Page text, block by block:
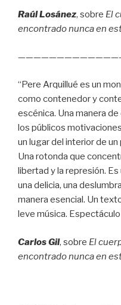
Raúl Losánez, sobre El
encontrado nunca en
“Pere Arquillué es un
como contenedor y
escénica. Una manera
los públicos
un lugar del interior de
Una rotonda que
libertad y la represión. Es
una delicia, una
manera esencial. Un
leve música.
Carlos Gil, sobre El
encontrado nunca en